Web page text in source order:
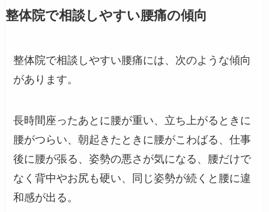
整体院で相談しやすい腰痛の傾向
整体院で相談しやすい腰痛には、次のような傾向
があります。
長時間座ったあとに腰が重い、立ち上がるときに
腰がつらい、朝起きたときに腰がこわばる、仕事
後に腰が張る、姿勢の悪さが気になる、腰だけで
なく背中やお尻も硬い、同じ姿勢が続くと腰に違
和感が出る。